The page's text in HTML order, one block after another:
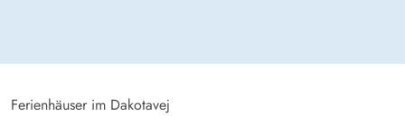
Ferienhäuser im Dakotavej